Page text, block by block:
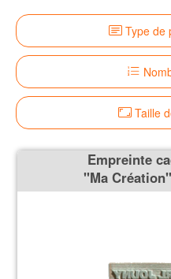
Type de
Taille
Empreinte
''Ma